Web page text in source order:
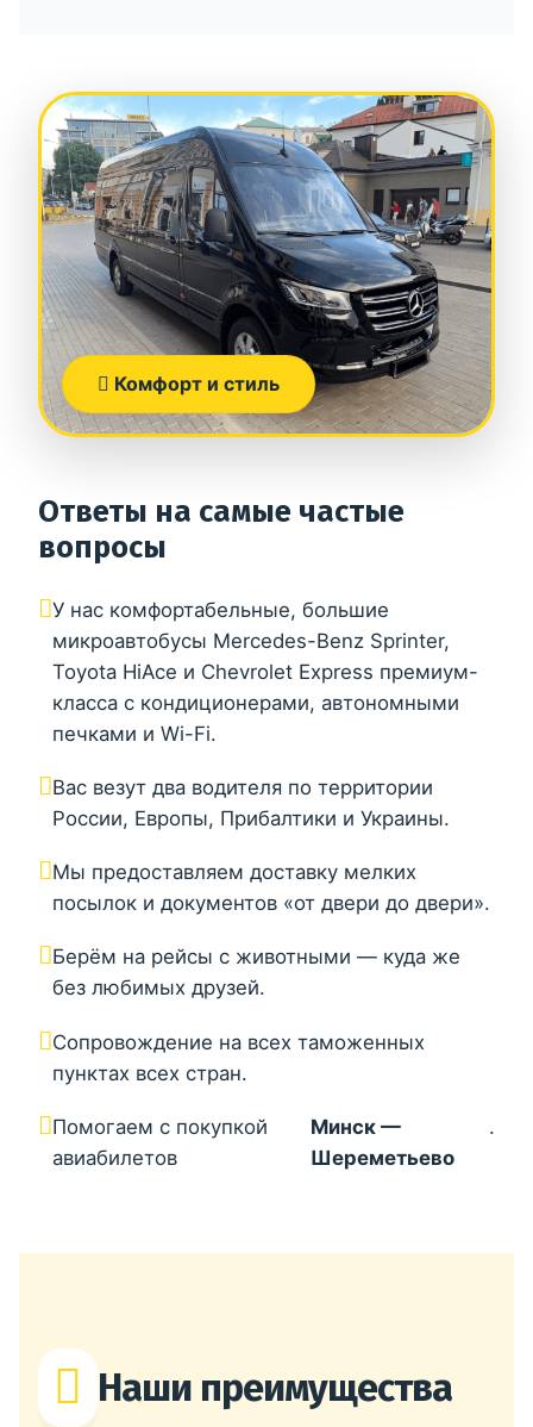
Комфорт и стиль
Ответы на самые частые
вопросы
У нас комфортабельные, большие
микроавтобусы Mercedes-Benz Sprinter,
Toyota HiAce и Chevrolet Express премиум-
класса с кондиционерами, автономными
печками и Wi-Fi.
Вас везут два водителя по территории
России, Европы, Прибалтики и Украины.
Мы предоставляем доставку мелких
посылок и документов «от двери до двери».
Берём на рейсы с животными — куда же
без любимых друзей.
Сопровождение на всех таможенных
пунктах всех стран.
Помогаем с покупкой
авиабилетов
Минск —
Шереметьево
.
Наши преимущества